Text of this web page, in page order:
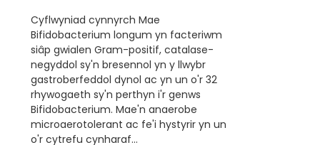
Cyflwyniad cynnyrch Mae
Bifidobacterium longum yn facteriwm
siâp gwialen Gram-positif, catalase-
negyddol sy'n bresennol yn y llwybr
gastroberfeddol dynol ac yn un o'r 32
rhywogaeth sy'n perthyn i'r genws
Bifidobacterium. Mae'n anaerobe
microaerotolerant ac fe'i hystyrir yn un
o'r cytrefu cynharaf...